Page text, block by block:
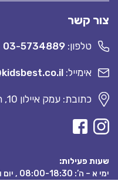
צור קשר
טלפון: 03-5734889
אימייל:
כתובת: עמק איילון 10, תל אביב.
שעות פעילות:
ימי א – ה’: 08:00-18:30 , יום ו’ – 08:00-13:30